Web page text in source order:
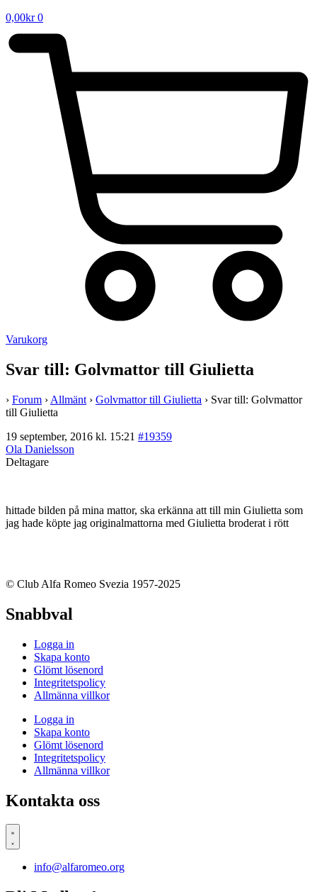
0,00kr 0
Varukorg
Svar till: Golvmattor till Giulietta
› Forum › Allmänt › Golvmattor till Giulietta › Svar till: Golvmattor
till Giulietta
19 september, 2016 kl. 15:21 #19359
Ola Danielsson
Deltagare
hittade bilden på mina mattor, ska erkänna att till min Giulietta som
jag hade köpte jag originalmattorna med Giulietta broderat i rött
© Club Alfa Romeo Svezia 1957-2025
Snabbval
Logga in
Skapa konto
Glömt lösenord
Integritetspolicy
Allmänna villkor
Logga in
Skapa konto
Glömt lösenord
Integritetspolicy
Allmänna villkor
Kontakta oss
info@alfaromeo.org